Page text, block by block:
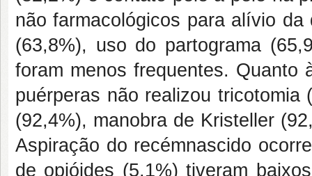
não farmacológicos para alívio
(63,8%), uso do partograma
foram menos frequentes. Quanto
puérperas não realizou tricotomia
(92,4%), manobra de Kristeller
Aspiração do recémnascido
de opióides (5,1%) tiveram